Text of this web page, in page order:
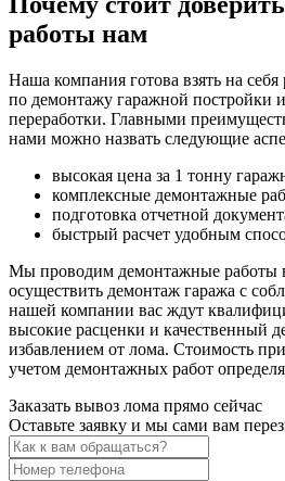
работы нам
Наша компания готова взять на
по демонтажу гаражной постройки
переработки. Главными
нами можно назвать следующие
высокая цена за 1 тонну
комплексные демонтажные
подготовка отчетной
быстрый расчет удобным
Мы проводим демонтажные
осуществить демонтаж гаража с
нашей компании вас ждут
высокие расценки и качественный
избавлением от лома. Стоимость
учетом демонтажных работ
Заказать вывоз лома прямо сейчас
Оставьте заявку и мы сами вам